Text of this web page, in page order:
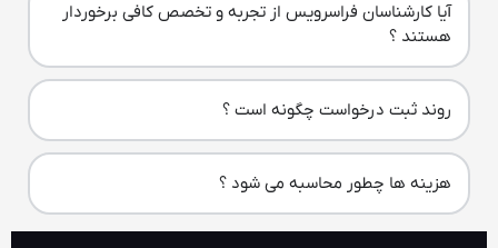
آیا کارشناسان فراسرویس از تجربه و تخصص کافی برخوردار
هستند ؟
روند ثبت درخواست چگونه است ؟
هزینه ها چطور محاسبه می شود ؟